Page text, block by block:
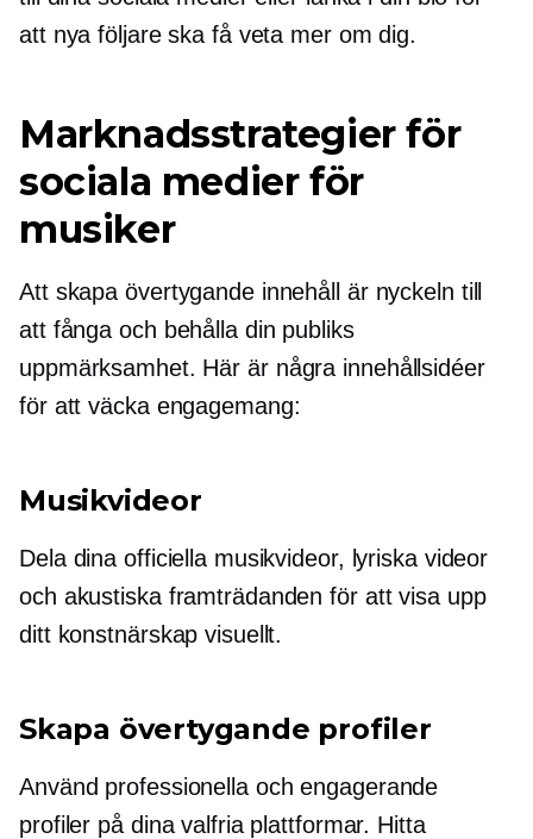
att nya följare ska få veta mer om dig.
Marknadsstrategier för
sociala medier för
musiker
Att skapa övertygande innehåll är nyckeln till
att fånga och behålla din publiks
uppmärksamhet. Här är några innehållsidéer
för att väcka engagemang:
Musikvideor
Dela dina officiella musikvideor, lyriska videor
och akustiska framträdanden för att visa upp
ditt konstnärskap visuellt.
Skapa övertygande profiler
Använd professionella och engagerande
profiler på dina valfria plattformar. Hitta